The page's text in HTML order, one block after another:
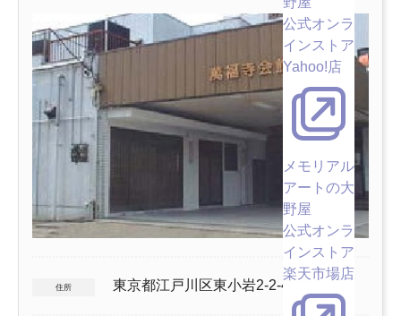
公式オンラ
インストア
Yahoo!店
メモリアル
アートの大
野屋
公式オンラ
インストア
楽天市場店
住所 東京都江戸川区東小岩2-2-4